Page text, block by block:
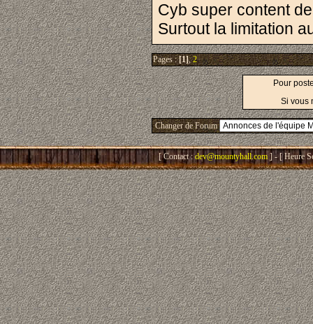
Cyb super content
Surtout la limitation
Pages :[1],2
Pour
Si vous
Changer de Forum
[ Contact : dev@mountyhall.com ] - [ Heure